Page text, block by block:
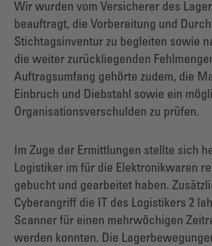
Wir wurden vom Versicherer des
beauftragt, die Vorbereitung und
Stichtagsinventur zu begleiten sowie
die weiter zurückliegenden
Auftragsumfang gehörte zudem, die
Einbruch und Diebstahl sowie ein
Organisationsverschulden zu prüfen.
Im Zuge der Ermittlungen stellte sich
Logistiker im für die Elektronikwaren
gebucht und gearbeitet haben.
Cyberangriff die IT des Logistikers 2
Scanner für einen mehrwöchigen
werden konnten. Die